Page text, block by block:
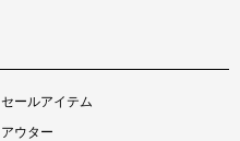
セールアイテム
アウター